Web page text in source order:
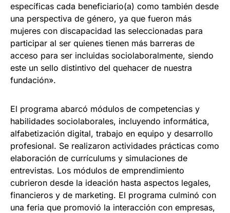
específicas cada beneficiario(a) como también desde
una perspectiva de género, ya que fueron más
mujeres con discapacidad las seleccionadas para
participar al ser quienes tienen más barreras de
acceso para ser incluidas sociolaboralmente, siendo
este un sello distintivo del quehacer de nuestra
fundación».
El programa abarcó módulos de competencias y
habilidades sociolaborales, incluyendo informática,
alfabetización digital, trabajo en equipo y desarrollo
profesional. Se realizaron actividades prácticas como
elaboración de currículums y simulaciones de
entrevistas. Los módulos de emprendimiento
cubrieron desde la ideación hasta aspectos legales,
financieros y de marketing. El programa culminó con
una feria que promovió la interacción con empresas,